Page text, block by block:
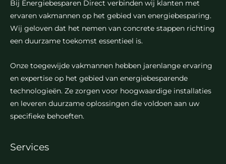
Bij Energiebesparen Direct verbinden wij klanten met
ervaren vakmannen op het gebied van energiebesparing.
Wij geloven dat het nemen van concrete stappen richting
een duurzame toekomst essentieel is.
Onze toegewijde vakmannen hebben jarenlange ervaring
en expertise op het gebied van energiebesparende
technologieën. Ze zorgen voor hoogwaardige installaties
en leveren duurzame oplossingen die voldoen aan uw
specifieke behoeften.
Services